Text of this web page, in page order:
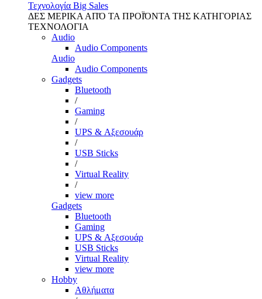
Τεχνολογία Big Sales
ΔΕΣ ΜΕΡΙΚΑ ΑΠΌ ΤΑ ΠΡΟΪΌΝΤΑ ΤΗΣ ΚΑΤΗΓΟΡΙΑΣ
ΤΕΧΝΟΛΟΓΙΑ
Audio
Audio Components
Audio
Audio Components
Gadgets
Bluetooth
/
Gaming
/
UPS & Αξεσουάρ
/
USB Sticks
/
Virtual Reality
/
view more
Gadgets
Bluetooth
Gaming
UPS & Αξεσουάρ
USB Sticks
Virtual Reality
view more
Hobby
Αθλήματα